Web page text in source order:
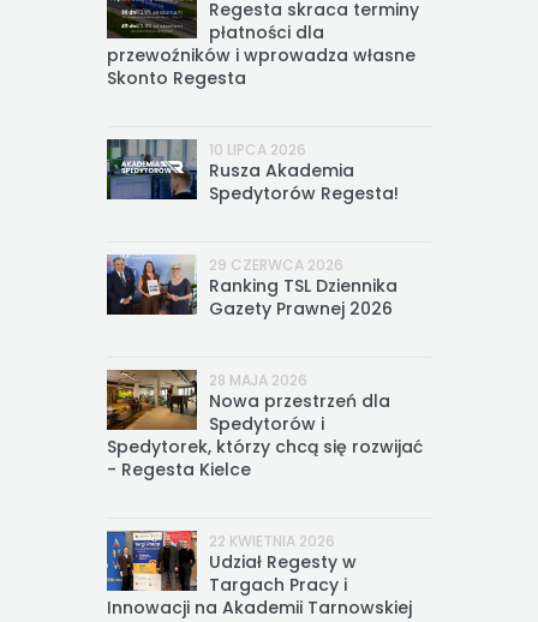
Regesta skraca terminy
płatności dla
przewoźników i wprowadza własne
Skonto Regesta
10 LIPCA 2026
Rusza Akademia
Spedytorów Regesta!
29 CZERWCA 2026
Ranking TSL Dziennika
Gazety Prawnej 2026
28 MAJA 2026
Nowa przestrzeń dla
Spedytorów i
Spedytorek, którzy chcą się rozwijać
- Regesta Kielce
22 KWIETNIA 2026
Udział Regesty w
Targach Pracy i
Innowacji na Akademii Tarnowskiej